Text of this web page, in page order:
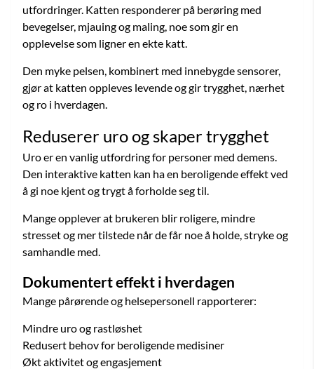
utfordringer. Katten responderer på berøring med
bevegelser, mjauing og maling, noe som gir en
opplevelse som ligner en ekte katt.
Den myke pelsen, kombinert med innebygde sensorer,
gjør at katten oppleves levende og gir trygghet, nærhet
og ro i hverdagen.
Reduserer uro og skaper trygghet
Uro er en vanlig utfordring for personer med demens.
Den interaktive katten kan ha en beroligende effekt ved
å gi noe kjent og trygt å forholde seg til.
Mange opplever at brukeren blir roligere, mindre
stresset og mer tilstede når de får noe å holde, stryke og
samhandle med.
Dokumentert effekt i hverdagen
Mange pårørende og helsepersonell rapporterer:
Mindre uro og rastløshet
Redusert behov for beroligende medisiner
Økt aktivitet og engasjement